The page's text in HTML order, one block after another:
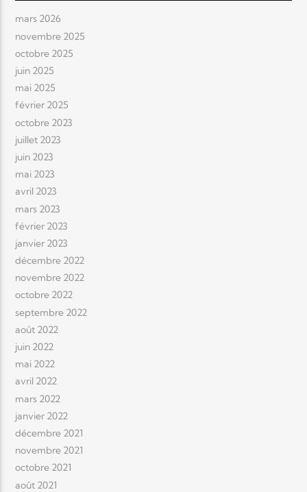
mars 2026
novembre 2025
octobre 2025
juin 2025
mai 2025
février 2025
octobre 2023
juillet 2023
juin 2023
mai 2023
avril 2023
mars 2023
février 2023
janvier 2023
décembre 2022
novembre 2022
octobre 2022
septembre 2022
août 2022
juin 2022
mai 2022
avril 2022
mars 2022
janvier 2022
décembre 2021
novembre 2021
octobre 2021
août 2021